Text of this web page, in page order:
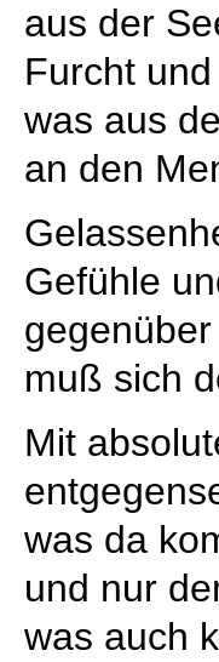
aus der
Furcht
was aus
an den
Gefühle
muß sich
Mit
was da
und nur
was auch